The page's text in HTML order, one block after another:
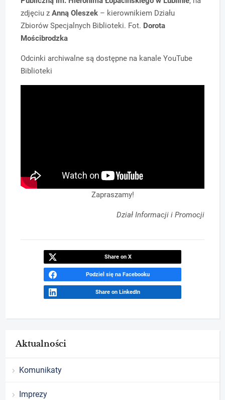
zdjęciu zAnną Oleszek – kierownikiem Działu
Zbiorów Specjalnych Biblioteki. Fot. Dorota
Mościbrodzka
Odcinki archiwalne są dostępne na kanale YouTube
Biblioteki
Zapraszamy!
Dział Informacji i Promocji
Share on X
Podziel się na Facebooku
Share on LinkedIn
Aktualności
Komunikaty
Imprezy